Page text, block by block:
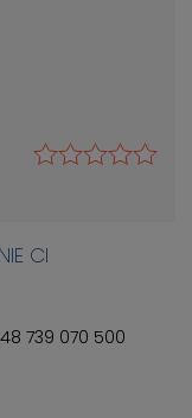
CI
739 070 500